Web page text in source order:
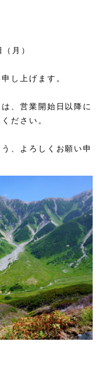
月）
し上げます。
、営業開始日以降に
ださい。
、よろしくお願い申